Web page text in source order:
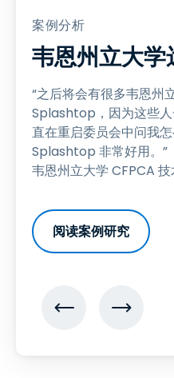
案例分析
韦恩州立大
“之后将会有很多韦恩州
Splashtop，因为这些
直在重启委员会中问我
Splashtop 非常好用。”
韦恩州立大学 CFPCA
阅读案例研究